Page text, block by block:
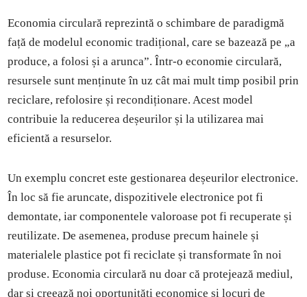
Economia circulară reprezintă o schimbare de paradigmă
față de modelul economic tradițional, care se bazează pe „a
produce, a folosi și a arunca”. Într-o economie circulară,
resursele sunt menținute în uz cât mai mult timp posibil prin
reciclare, refolosire și recondiționare. Acest model
contribuie la reducerea deșeurilor și la utilizarea mai
eficientă a resurselor.
Un exemplu concret este gestionarea deșeurilor electronice.
În loc să fie aruncate, dispozitivele electronice pot fi
demontate, iar componentele valoroase pot fi recuperate și
reutilizate. De asemenea, produse precum hainele și
materialele plastice pot fi reciclate și transformate în noi
produse. Economia circulară nu doar că protejează mediul,
dar și creează noi oportunități economice și locuri de